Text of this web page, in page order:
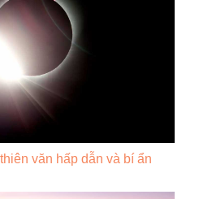
văn hấp dẫn và bí ẩn